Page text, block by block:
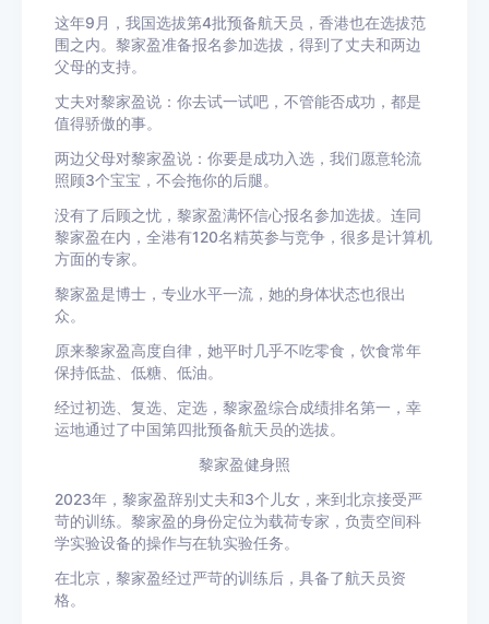
这年9月，我国选拔第4批预备航天员，香港也在选拔范
围之内。黎家盈准备报名参加选拔，得到了丈夫和两边
父母的支持。
丈夫对黎家盈说：你去试一试吧，不管能否成功，都是
值得骄傲的事。
两边父母对黎家盈说：你要是成功入选，我们愿意轮流
照顾3个宝宝，不会拖你的后腿。
没有了后顾之忧，黎家盈满怀信心报名参加选拔。连同
黎家盈在内，全港有120名精英参与竞争，很多是计算机
方面的专家。
黎家盈是博士，专业水平一流，她的身体状态也很出
众。
原来黎家盈高度自律，她平时几乎不吃零食，饮食常年
保持低盐、低糖、低油。
经过初选、复选、定选，黎家盈综合成绩排名第一，幸
运地通过了中国第四批预备航天员的选拔。
黎家盈健身照
2023年，黎家盈辞别丈夫和3个儿女，来到北京接受严
苛的训练。黎家盈的身份定位为载荷专家，负责空间科
学实验设备的操作与在轨实验任务。
在北京，黎家盈经过严苛的训练后，具备了航天员资
格。